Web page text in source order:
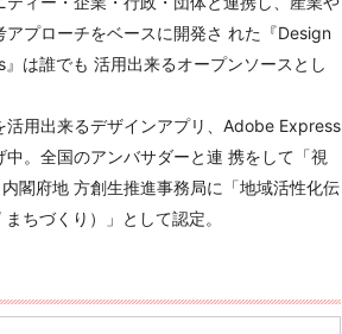
プローチをベースに開発さ れた『Design
は誰でも 活用出来るオープンソースとし
用出来るデザインアプリ、Adobe Express
。全国のアンバサダーと連 携をして「視
閣府地 方創生推進事務局に「地域活性化伝
ちづくり）」として認定。